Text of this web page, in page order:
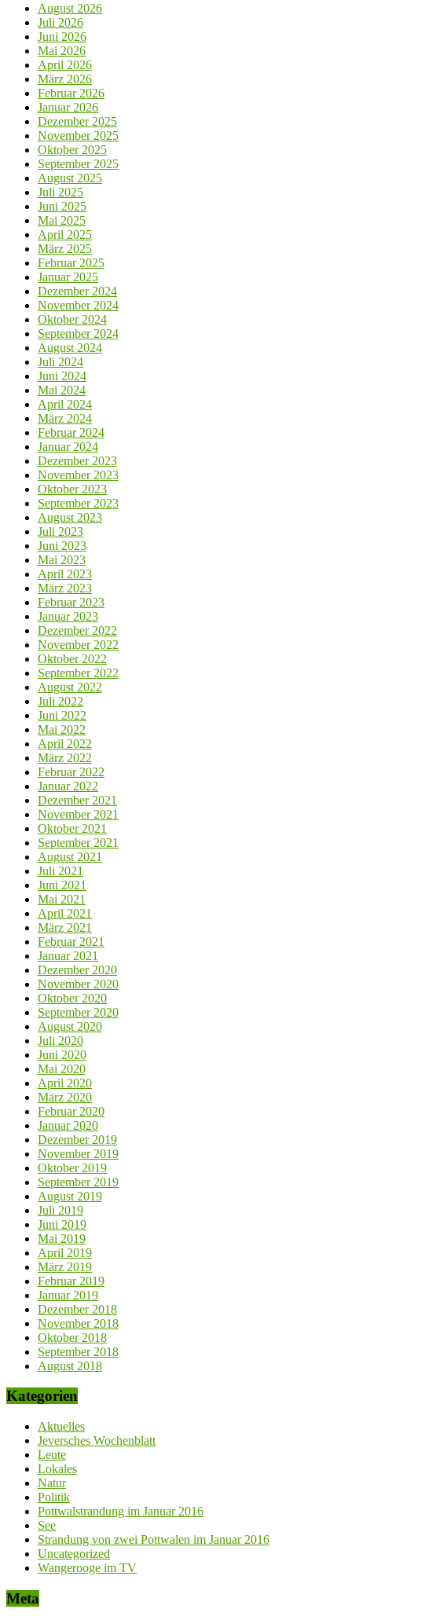
August 2026
Juli 2026
Juni 2026
Mai 2026
April 2026
März 2026
Februar 2026
Januar 2026
Dezember 2025
November 2025
Oktober 2025
September 2025
August 2025
Juli 2025
Juni 2025
Mai 2025
April 2025
März 2025
Februar 2025
Januar 2025
Dezember 2024
November 2024
Oktober 2024
September 2024
August 2024
Juli 2024
Juni 2024
Mai 2024
April 2024
März 2024
Februar 2024
Januar 2024
Dezember 2023
November 2023
Oktober 2023
September 2023
August 2023
Juli 2023
Juni 2023
Mai 2023
April 2023
März 2023
Februar 2023
Januar 2023
Dezember 2022
November 2022
Oktober 2022
September 2022
August 2022
Juli 2022
Juni 2022
Mai 2022
April 2022
März 2022
Februar 2022
Januar 2022
Dezember 2021
November 2021
Oktober 2021
September 2021
August 2021
Juli 2021
Juni 2021
Mai 2021
April 2021
März 2021
Februar 2021
Januar 2021
Dezember 2020
November 2020
Oktober 2020
September 2020
August 2020
Juli 2020
Juni 2020
Mai 2020
April 2020
März 2020
Februar 2020
Januar 2020
Dezember 2019
November 2019
Oktober 2019
September 2019
August 2019
Juli 2019
Juni 2019
Mai 2019
April 2019
März 2019
Februar 2019
Januar 2019
Dezember 2018
November 2018
Oktober 2018
September 2018
August 2018
Kategorien
Aktuelles
Jeversches Wochenblatt
Leute
Lokales
Natur
Politik
Pottwalstrandung im Januar 2016
See
Strandung von zwei Pottwalen im Januar 2016
Uncategorized
Wangerooge im TV
Meta